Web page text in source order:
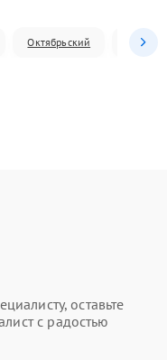
Октябрьский
оставьте
с радостью